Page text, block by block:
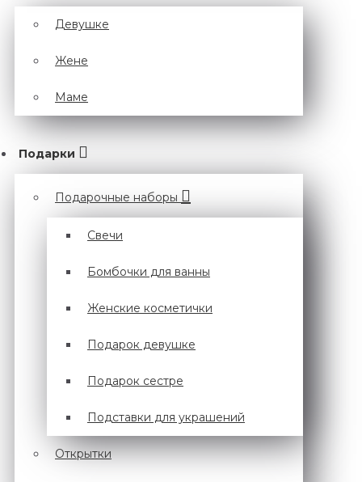
Девушке
Жене
Маме
Подарки
Подарочные наборы
Cвечи
Бомбочки для ванны
Женские косметички
Подарок девушке
Подарок сестре
Подставки для украшений
Открытки